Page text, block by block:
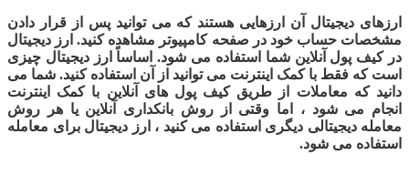
ارزهای دیجیتال آن ارزهایی هستند که می توانید پس از قرار دادن
مشخصات حساب خود در صفحه کامپیوتر مشاهده کنید. ارز دیجیتال
در کیف پول آنلاین شما استفاده می شود. اساساً ارز دیجیتال چیزی
است که فقط با کمک اینترنت می توانید از آن استفاده کنید. شما می
دانید که معاملات از طریق کیف پول های آنلاین با کمک اینترنت
انجام می شود ، اما وقتی از روش بانکداری آنلاین یا هر روش
معامله دیجیتالی دیگری استفاده می کنید ، ارز دیجیتال برای معامله
استفاده می شود.